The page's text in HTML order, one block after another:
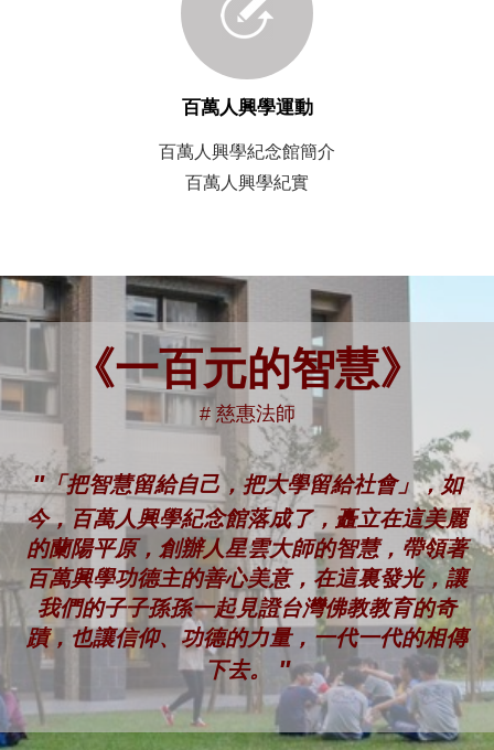
百萬人興學運動
百萬人興學紀念館簡介
百萬人興學紀實
《一百元的智慧》
# 慈惠法師
"「把智慧留給自己，把大學留給社會」，如
今，百萬人興學紀念館落成了，矗立在這美麗
的蘭陽平原，創辦人星雲大師的智慧，帶領著
百萬興學功德主的善心美意，在這裏發光，讓
我們的子子孫孫一起見證台灣佛教教育的奇
蹟，也讓信仰、功德的力量，一代一代的相傳
下去。
"